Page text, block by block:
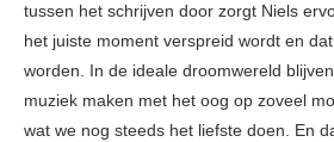
tussen het schrijven door zorgt Niels
het juiste moment verspreid wordt en
worden. In de ideale droomwereld
muziek maken met het oog op zoveel
wat we nog steeds het liefste doen. En